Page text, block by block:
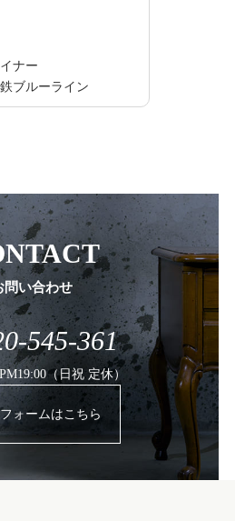
ナー
ブルーライン
問い合わせ
545-361
（日祝 定休）
ォームはこちら